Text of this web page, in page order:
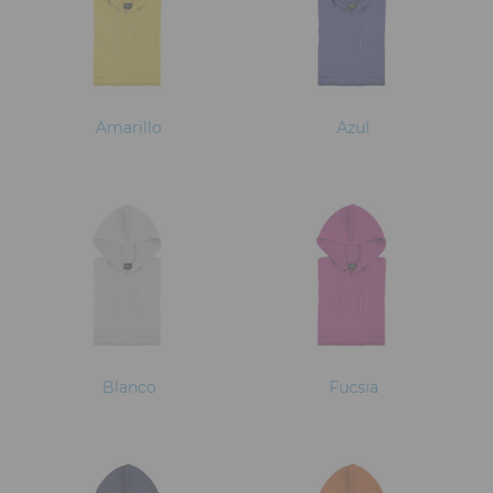
Amarillo Azul
Blanco Fucsia